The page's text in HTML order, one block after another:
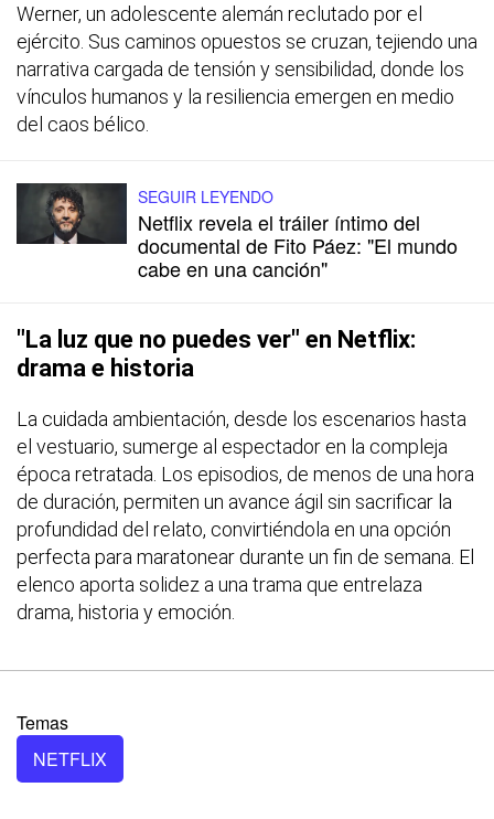
Werner, un adolescente alemán reclutado por el
ejército. Sus caminos opuestos se cruzan, tejiendo una
narrativa cargada de tensión y sensibilidad, donde los
vínculos humanos y la resiliencia emergen en medio
del caos bélico.
SEGUIR LEYENDO
Netflix revela el tráiler íntimo del
documental de Fito Páez: "El mundo
cabe en una canción"
"La luz que no puedes ver" en Netflix:
drama e historia
La cuidada ambientación, desde los escenarios hasta
el vestuario, sumerge al espectador en la compleja
época retratada. Los episodios, de menos de una hora
de duración, permiten un avance ágil sin sacrificar la
profundidad del relato, convirtiéndola en una opción
perfecta para maratonear durante un fin de semana. El
elenco aporta solidez a una trama que entrelaza
drama, historia y emoción.
Temas
NETFLIX